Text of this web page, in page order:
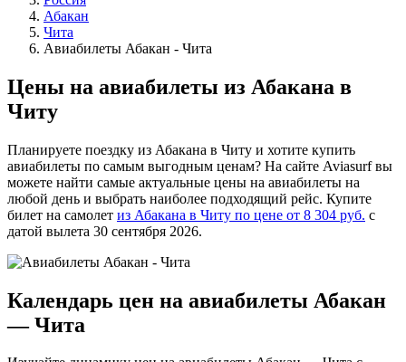
Абакан
Чита
Авиабилеты Абакан - Чита
Цены на авиабилеты из Абакана в
Читу
Планируете поездку из Абакана в Читу и хотите купить
авиабилеты по самым выгодным ценам? На сайте Aviasurf вы
можете найти самые актуальные цены на авиабилеты на
любой день и выбрать наиболее подходящий рейс. Купите
билет на самолет из Абакана в Читу по цене от 8 304 руб. с
датой вылета 30 сентября 2026.
Календарь цен на авиабилеты Абакан
— Чита